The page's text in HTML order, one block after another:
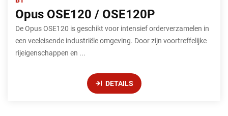
Opus OSE120 / OSE120P
De Opus OSE120 is geschikt voor intensief orderverzamelen in
een veeleisende industriële omgeving. Door zijn voortreffelijke
rijeigenschappen en ...
DETAILS